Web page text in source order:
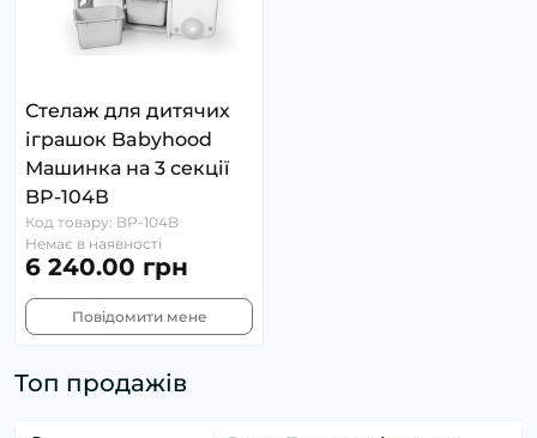
Стелаж для дитячих
іграшок Babyhood
Машинка на 3 секції
BP-104В
Код товару: BP-104B
Немає в наявності
6 240.00 грн
Повідомити мене
Топ продажів